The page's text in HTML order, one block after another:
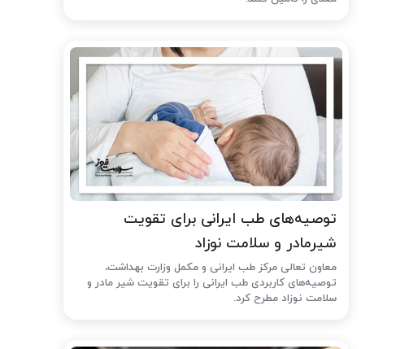
توصیه‌های طب ایرانی برای تقویت
شیرمادر و سلامت نوزاد
معاون تعالی مرکز طب ایرانی و مکمل وزارت بهداشت،
توصیه‌های کاربردی طب ایرانی را برای تقویت شیر مادر و
سلامت نوزاد مطرح کرد.